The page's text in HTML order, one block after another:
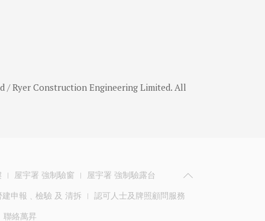
/ Ryer Construction Engineering Limited. All
屋宇署 強制驗窗 屋宇署 強制驗露台
建申報﹑檢驗 及 清拆 認可人士及牌照顧問服務
聯絡萬昇